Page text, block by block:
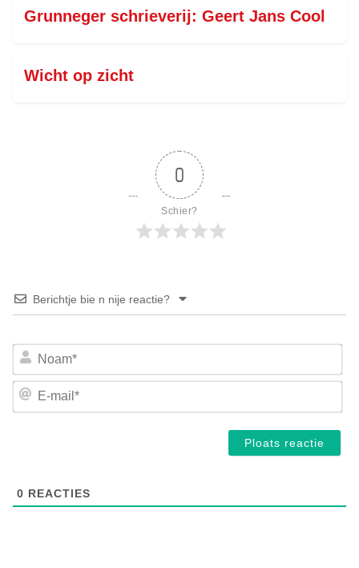
Grunneger schrieverij: Geert Jans Cool
Wicht op zicht
0
Schier?
Berichtje bie n nije reactie?
E-
0 REACTIES